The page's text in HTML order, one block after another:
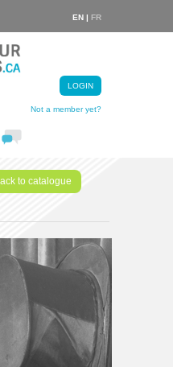
EN | FR
LOGIN
Not a member yet?
to catalogue